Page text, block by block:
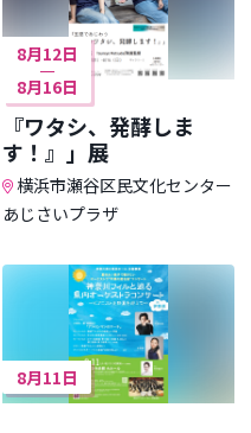
8月12日
8月16日
『ワタシ、発酵しま
す！』」展
横浜市瀬谷区民文化センター
あじさいプラザ
8月11日